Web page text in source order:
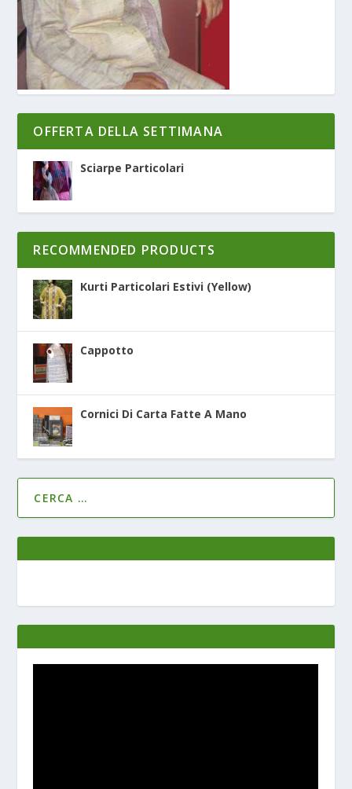
OFFERTA DELLA SETTIMANA
Sciarpe Particolari
RECOMMENDED PRODUCTS
Kurti Particolari Estivi (Yellow)
Cappotto
Cornici Di Carta Fatte A Mano